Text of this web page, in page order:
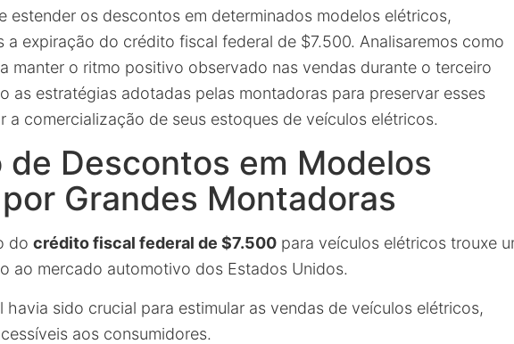
estender os descontos em determinados modelos elétricos,
a expiração do crédito fiscal federal de $7.500. Analisaremos como
manter o ritmo positivo observado nas vendas durante o terceiro
as estratégias adotadas pelas montadoras para preservar esses
a comercialização de seus estoques de veículos elétricos.
de Descontos em Modelos
Grandes Montadoras
do crédito fiscal federal de $7.500 para veículos elétricos trouxe
ao mercado automotivo dos Estados Unidos.
havia sido crucial para estimular as vendas de veículos elétricos,
aos consumidores.